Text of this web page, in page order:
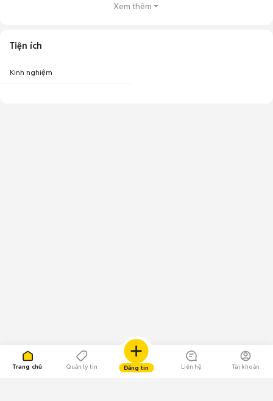
Trang chủ Quản lý tin Đăng tin Liên hệ Tài khoản
Xem thêm
Tiện ích
Kinh nghiệm